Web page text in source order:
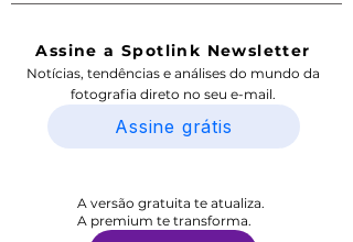
Assine a Spotlink Newsletter
Notícias, tendências e análises do mundo da
fotografia direto no seu e-mail.
Assine grátis
A versão gratuita te atualiza.
A premium te transforma.